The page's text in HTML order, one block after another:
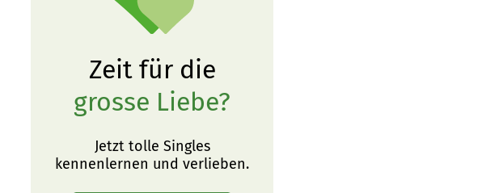
Zeit für die
grosse Liebe?
Jetzt tolle Singles
kennenlernen und verlieben.